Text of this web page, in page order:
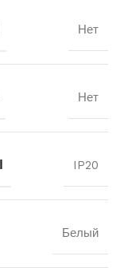
Нет
Нет
IP20
Белый